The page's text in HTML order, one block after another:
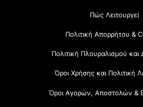
Πώς Λειτουργεί
Πολιτική Απορρήτου &
Πολιτική Πλουραλισμού και
Όροι Χρήσης και Πολιτική
Όροι Αγορών, Αποστολών &